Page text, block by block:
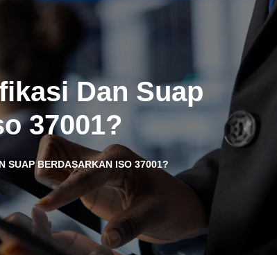
Dan Suap
37001?
SUAP BERDASARKAN ISO 37001?